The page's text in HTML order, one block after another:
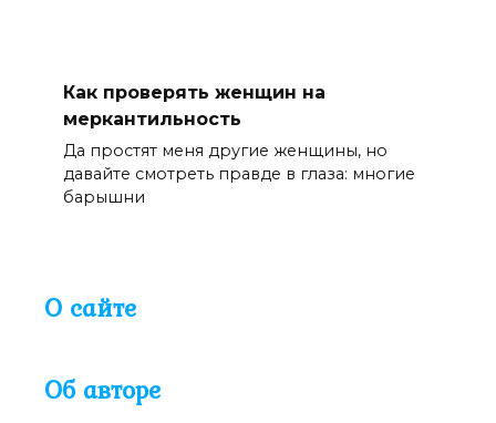
Как проверять женщин на
меркантильность
Да простят меня другие женщины, но
давайте смотреть правде в глаза: многие
барышни
О сайте
Об авторе